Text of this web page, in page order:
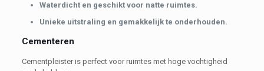
Waterdicht en geschikt voor natte ruimtes.
Unieke uitstraling en gemakkelijk te onderhouden.
Cementeren
Cementpleister is perfect voor ruimtes met hoge vochtigheid